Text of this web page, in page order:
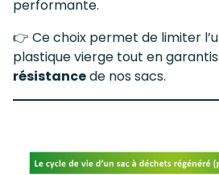
performante.
👉 Ce choix permet de limiter
plastique vierge tout en
résistancede nos sacs.